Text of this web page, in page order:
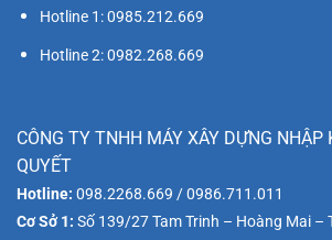
Hotline 1: 0985.212.669
Hotline 2: 0982.268.669
CÔNG TY TNHH MÁY XÂY DỰNG NHẬP
QUYẾT
Hotline: 098.2268.669 / 0986.711.011
Cơ Sở 1: Số 139/27 Tam Trinh – Hoàng Mai –